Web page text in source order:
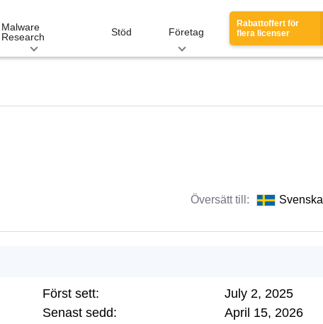
Malware
Research
Stöd Företag
Rabattoffert för
flera licenser
Översätt till: Svenska
Först sett:
July 2, 2025
Senast sedd:
April 15, 2026